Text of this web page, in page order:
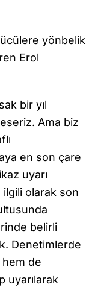
yönbelik
Erol
bir yıl
Ama biz
en son çare
uyarı
ilgili olarak son
belirli
Denetimlerde
hem de
uyarılarak